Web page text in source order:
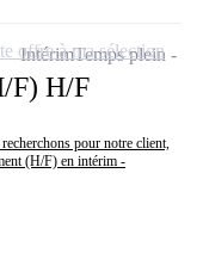
F) H/F
pour notre client,
(H/F) en intérim -
IntérimTemps plein
offre à ma sélection